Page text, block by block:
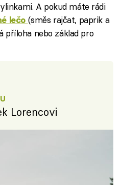
A pokud máte rádi
lečo (směs rajčat, paprik a
příloha nebo základ pro
Lorencovi